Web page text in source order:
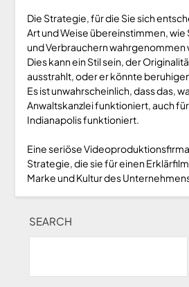
Die Strategie, für die Sie sich
Art und Weise übereinstimmen, wie
und Verbrauchern
Dies kann ein Stil sein, der
ausstrahlt, oder er könnte
Es ist unwahrscheinlich, dass das,
Anwaltskanzlei funktioniert, auch
Indianapolis funktioniert.
Eine seriöse
Strategie, die sie für einen
Marke und Kultur des
SEARCH